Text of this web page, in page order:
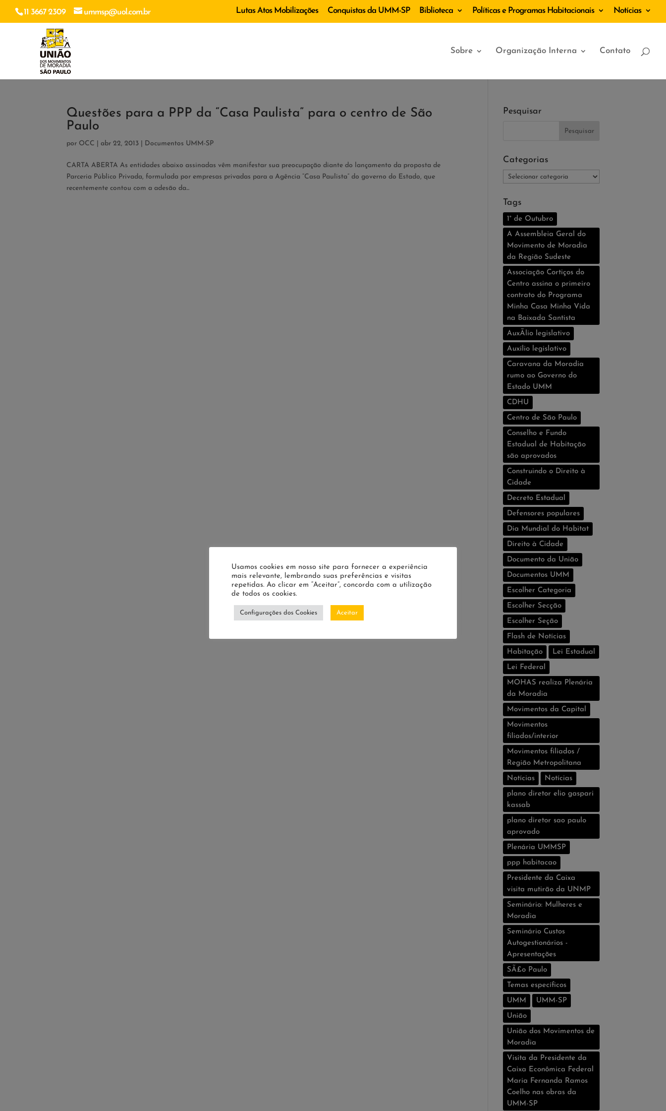
11 3667 2309 ummsp@uol.com.br Lutas Atos Mobilizações Conquistas da UMM-SP Biblioteca Políticas e Programas Habitacionais Notícias
Sobre Organização Interna Contato
Questões para a PPP da “Casa Paulista” para o centro de São
Paulo
por OCC |abr 22, 2013 Documentos UMM-SP
CARTA ABERTA As entidades abaixo assinadas vêm manifestar sua preocupação diante do lançamento da proposta de
Parceria Público Privada, formulada por empresas privadas para a Agência “Casa Paulista” do governo do Estado, que
recentemente contou com a adesão da...
Pesquisar
Categorias
Categorias
Tags
1° de Outubro
A Assembleia Geral do
Movimento de Moradia
da Região Sudeste
Associação Cortiços do
Centro assina o primeiro
contrato do Programa
Minha Casa Minha Vida
na Baixada Santista
AuxÃ­lio legislativo
Auxí­lio legislativo
Caravana da Moradia
rumo ao Governo do
Estado UMM
CDHU
Centro de São Paulo
Conselho e Fundo
Estadual de Habitação
são aprovados
Construindo o Direito à
Cidade
Decreto Estadual
Defensores populares
Dia Mundial do Habitat
Direito à Cidade
Documento da União
Documentos UMM
Escolher Categoria
Escolher Secção
Escolher Seção
Flash de Notí­cias
Habitação Lei Estadual
Lei Federal
MOHAS realiza Plenária
da Moradia
Movimentos da Capital
Movimentos
filiados/interior
Movimentos filiados /
Região Metropolitana
Notícias Notí­cias
plano diretor elio gaspari
kassab
plano diretor sao paulo
aprovado
Plenária UMMSP
ppp habitacao
Presidente da Caixa
visita mutirão da UNMP
Seminário: Mulheres e
Moradia
Seminário Custos
Autogestionários -
Apresentações
SÃ£o Paulo
Temas especí­ficos
UMM UMM-SP
União
União dos Movimentos de
Moradia
Visita da Presidente da
Caixa Econômica Federal
Maria Fernanda Ramos
Coelho nas obras da
UMM-SP
Usamos cookies em nosso site para fornecer a experiência
mais relevante, lembrando suas preferências e visitas
repetidas. Ao clicar em “Aceitar”, concorda com a utilização
de todos os cookies.
Configurações dos Cookies Aceitar